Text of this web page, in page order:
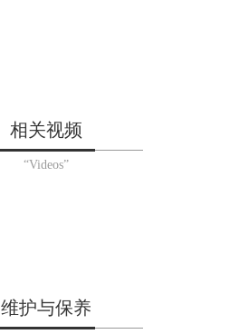
相关视频
“Videos”
维护与保养